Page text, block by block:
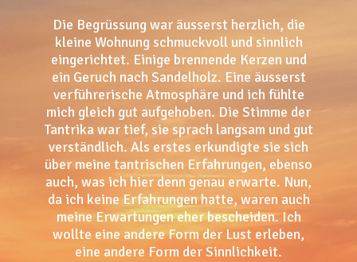
Die Begrüssung war äusserst herzlich, die
kleine Wohnung schmuckvoll und sinnlich
eingerichtet. Einige brennende Kerzen und
ein Geruch nach Sandelholz. Eine äusserst
verführerische Atmosphäre und ich fühlte
mich gleich gut aufgehoben. Die Stimme der
Tantrika war tief, sie sprach langsam und gut
verständlich. Als erstes erkundigte sie sich
über meine tantrischen Erfahrungen, ebenso
auch, was ich hier denn genau erwarte. Nun,
da ich keine Erfahrungen hatte, waren auch
meine Erwartungen eher bescheiden. Ich
wollte eine andere Form der Lust erleben,
eine andere Form der Sinnlichkeit.